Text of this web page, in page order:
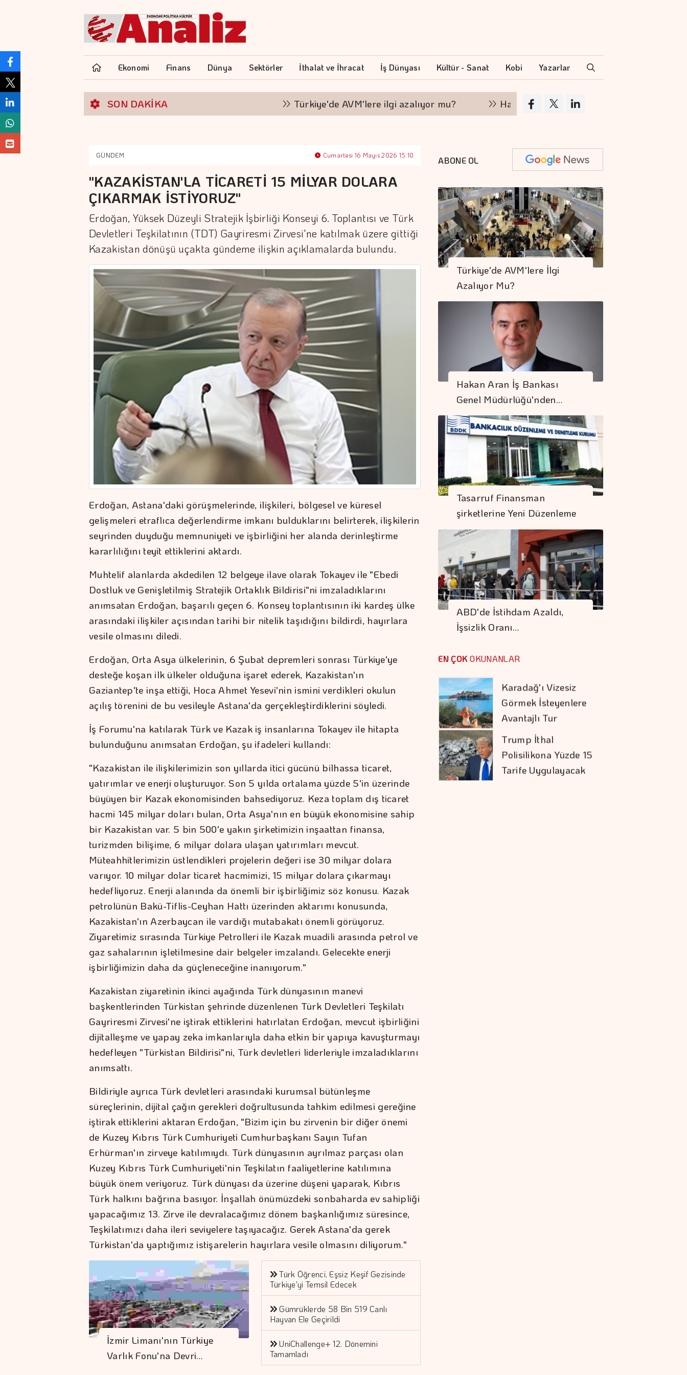
Ekonomi Finans Dünya Sektörler İthalat ve İhracat İş Dünyası Kültür - Sanat Kobi Yazarlar
SON DAKİKA Türkiye'de AVM'lere ilgi azalıyor mu? Hakan Aran İş Bankası Genel Müdürlüğü'nden
GÜNDEM Cumartesi 16 Mayıs 2026 15:10
"KAZAKİSTAN'LA TİCARETİ 15 MİLYAR DOLARA
ÇIKARMAK İSTİYORUZ"
Erdoğan, Yüksek Düzeyli Stratejik İşbirliği Konseyi 6. Toplantısı ve Türk
Devletleri Teşkilatının (TDT) Gayriresmi Zirvesi'ne katılmak üzere gittiği
Kazakistan dönüşü uçakta gündeme ilişkin açıklamalarda bulundu.
Erdoğan, Astana'daki görüşmelerinde, ilişkileri, bölgesel ve küresel
gelişmeleri etraflıca değerlendirme imkanı bulduklarını belirterek, ilişkilerin
seyrinden duyduğu memnuniyeti ve işbirliğini her alanda derinleştirme
kararlılığını teyit ettiklerini aktardı.
Muhtelif alanlarda akdedilen 12 belgeye ilave olarak Tokayev ile "Ebedi
Dostluk ve Genişletilmiş Stratejik Ortaklık Bildirisi"ni imzaladıklarını
anımsatan Erdoğan, başarılı geçen 6. Konsey toplantısının iki kardeş ülke
arasındaki ilişkiler açısından tarihi bir nitelik taşıdığını bildirdi, hayırlara
vesile olmasını diledi.
Erdoğan, Orta Asya ülkelerinin, 6 Şubat depremleri sonrası Türkiye'ye
desteğe koşan ilk ülkeler olduğuna işaret ederek, Kazakistan'ın
Gaziantep'te inşa ettiği, Hoca Ahmet Yesevi'nin ismini verdikleri okulun
açılış törenini de bu vesileyle Astana'da gerçekleştirdiklerini söyledi.
İş Forumu'na katılarak Türk ve Kazak iş insanlarına Tokayev ile hitapta
bulunduğunu anımsatan Erdoğan, şu ifadeleri kullandı:
"Kazakistan ile ilişkilerimizin son yıllarda itici gücünü bilhassa ticaret,
yatırımlar ve enerji oluşturuyor. Son 5 yılda ortalama yüzde 5'in üzerinde
büyüyen bir Kazak ekonomisinden bahsediyoruz. Keza toplam dış ticaret
hacmi 145 milyar doları bulan, Orta Asya'nın en büyük ekonomisine sahip
bir Kazakistan var. 5 bin 500'e yakın şirketimizin inşaattan finansa,
turizmden bilişime, 6 milyar dolara ulaşan yatırımları mevcut.
Müteahhitlerimizin üstlendikleri projelerin değeri ise 30 milyar dolara
varıyor. 10 milyar dolar ticaret hacmimizi, 15 milyar dolara çıkarmayı
hedefliyoruz. Enerji alanında da önemli bir işbirliğimiz söz konusu. Kazak
petrolünün Bakü-Tiflis-Ceyhan Hattı üzerinden aktarımı konusunda,
Kazakistan'ın Azerbaycan ile vardığı mutabakatı önemli görüyoruz.
Ziyaretimiz sırasında Türkiye Petrolleri ile Kazak muadili arasında petrol ve
gaz sahalarının işletilmesine dair belgeler imzalandı. Gelecekte enerji
işbirliğimizin daha da güçleneceğine inanıyorum."
Kazakistan ziyaretinin ikinci ayağında Türk dünyasının manevi
başkentlerinden Türkistan şehrinde düzenlenen Türk Devletleri Teşkilatı
Gayriresmi Zirvesi'ne iştirak ettiklerini hatırlatan Erdoğan, mevcut işbirliğini
dijitalleşme ve yapay zeka imkanlarıyla daha etkin bir yapıya kavuşturmayı
hedefleyen "Türkistan Bildirisi"ni, Türk devletleri liderleriyle imzaladıklarını
anımsattı.
Bildiriyle ayrıca Türk devletleri arasındaki kurumsal bütünleşme
süreçlerinin, dijital çağın gerekleri doğrultusunda tahkim edilmesi gereğine
iştirak ettiklerini aktaran Erdoğan, "Bizim için bu zirvenin bir diğer önemi
de Kuzey Kıbrıs Türk Cumhuriyeti Cumhurbaşkanı Sayın Tufan
Erhürman'ın zirveye katılımıydı. Türk dünyasının ayrılmaz parçası olan
Kuzey Kıbrıs Türk Cumhuriyeti'nin Teşkilatın faaliyetlerine katılımına
büyük önem veriyoruz. Türk dünyası da üzerine düşeni yaparak, Kıbrıs
Türk halkını bağrına basıyor. İnşallah önümüzdeki sonbaharda ev sahipliği
yapacağımız 13. Zirve ile devralacağımız dönem başkanlığımız süresince,
Teşkilatımızı daha ileri seviyelere taşıyacağız. Gerek Astana'da gerek
Türkistan'da yaptığımız istişarelerin hayırlara vesile olmasını diliyorum."
İzmir Limanı'nın Türkiye
Varlık Fonu'na Devri…
Türk Öğrenci, Eşsiz Keşif Gezisinde
Türkiye'yi Temsil Edecek
Gümrüklerde 58 Bin 519 Canlı
Hayvan Ele Geçirildi
UniChallenge+ 12. Dönemini
Tamamladı
ABONE OL
Türkiye'de AVM'lere İlgi
Azalıyor Mu?
Hakan Aran İş Bankası
Genel Müdürlüğü'nden…
Tasarruf Finansman
şirketlerine Yeni Düzenleme
ABD'de İstihdam Azaldı,
İşsizlik Oranı…
EN ÇOK OKUNANLAR
Mobilya İhracatında
Avrupa İvmesi
Hakan Aran İş
Bankası Genel
Müdürlüğü'nden
Ayrılıyor
Barışın Ekonomik
Getirisi Yüksek
Geldi
Karadağ'ı Vizesiz
Görmek İsteyenlere
Avantajlı Tur
Seçenekleri
Trump İthal
Polisilikona Yüzde 15
Tarife Uygulayacak